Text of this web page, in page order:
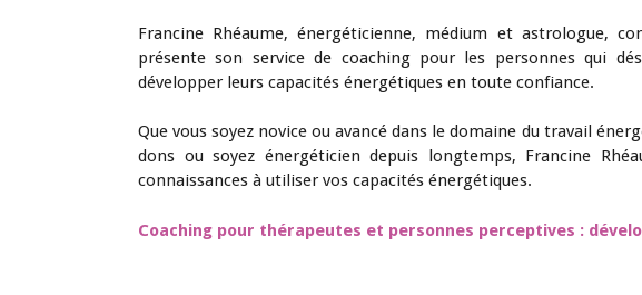
Francine Rhéaume, énergéticienne, médium et astrologue,
présente son service de coaching pour les personnes qui
développer leurs capacités énergétiques en toute confiance.
Que vous soyez novice ou avancé dans le domaine du travail
dons ou soyez énergéticien depuis longtemps, Francine
connaissances à utiliser vos capacités énergétiques.
Coaching pour thérapeutes et personnes perceptives :